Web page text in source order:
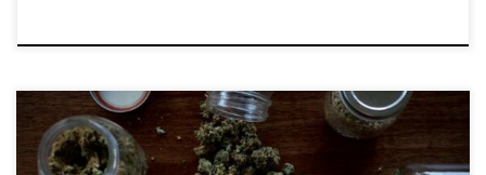
Palenie jakiejkolwiek substancji może mieć negatywny wpływ na